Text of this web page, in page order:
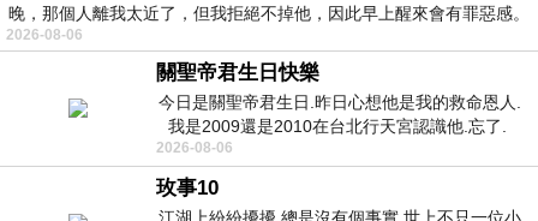
晚，那個人離我太近了，但我拒絕不掉他，因此早上醒來會有罪惡感。
2026-08-06
關聖帝君生日快樂
今日是關聖帝君生日.昨日心想他是我的救命恩人.
我是2009還是2010在台北行天宮認識他.忘了.
一個奇摩交友的網友學
2026-08-06
玫事10